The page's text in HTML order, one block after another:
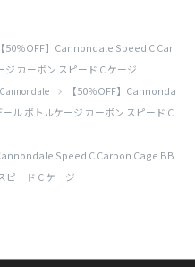
【50％OFF】Cannondale Speed C Car
カーボン スピード C ケージ
Cannondale
【50％OFF】Cannonda
ル ボトルケージ カーボン スピード C
Speed C Carbon Cage BB
ピード C ケージ